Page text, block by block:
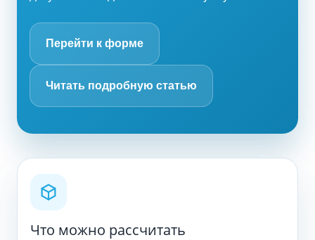
Перейти к форме
Читать подробную статью
Что можно рассчитать